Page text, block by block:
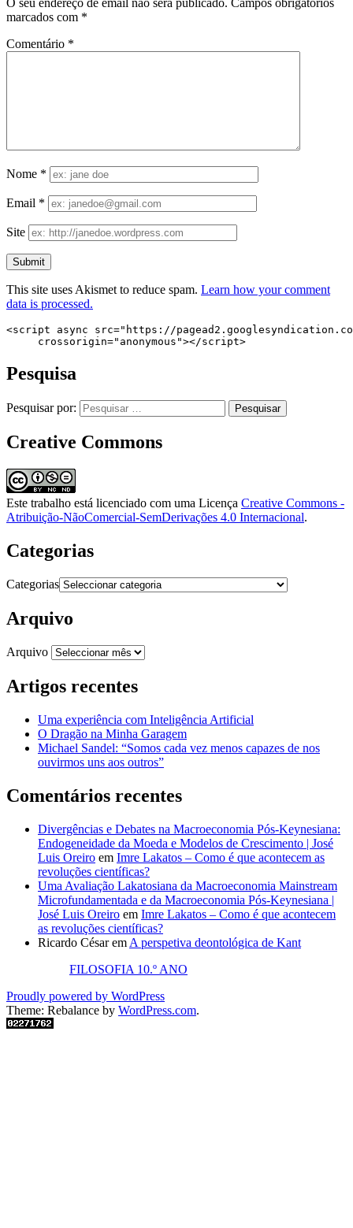
marcados com *
Comentário *
Nome *
Email *
Site
This site uses Akismet to reduce spam. Learn how your comment
data is processed.
<script async src="https://
     crossorigin="anonymous"></script>
Pesquisa
Pesquisar por:
Creative Commons
Este trabalho está licenciado com uma Licença Creative Commons -
Atribuição-NãoComercial-SemDerivações 4.0 Internacional.
Categorias
Categorias
Arquivo
Arquivo
Artigos recentes
Uma experiência com Inteligência Artificial
O Dragão na Minha Garagem
Michael Sandel: “Somos cada vez menos capazes de nos
ouvirmos uns aos outros”
Comentários recentes
Divergências e Debates na Macroeconomia Pós-Keynesiana:
Endogeneidade da Moeda e Modelos de Crescimento | José
Luis Oreiro em Imre Lakatos – Como é que acontecem as
revoluções científicas?
Uma Avaliação Lakatosiana da Macroeconomia Mainstream
Microfundamentada e da Macroeconomia Pós-Keynesiana |
José Luis Oreiro em Imre Lakatos – Como é que acontecem
as revoluções científicas?
Ricardo Césarem A perspetiva deontológica de Kant
FILOSOFIA 10.º ANO
Proudly powered by WordPress
Theme: Rebalance by WordPress.com.